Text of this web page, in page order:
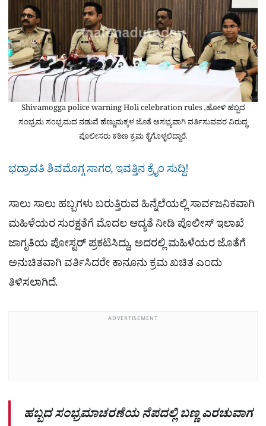
Shivamogga police warning Holi celebration rules ,ಹೋಳಿ ಹಬ್ಬದ
ಸಂಭ್ರಮ ಸಂಭ್ರಮದ ನಡುವೆ ಹೆಣ್ಣುಮಕ್ಕಳ ಜೊತೆ ಅಸಭ್ಯವಾಗಿ ವರ್ತಿಸುವವರ ವಿರುದ್ಧ
ಪೊಲೀಸರು ಕಠಿಣ ಕ್ರಮ ಕೈಗೊಳ್ಳಲಿದ್ದಾರೆ.
ಭದ್ರಾವತಿ ಶಿವಮೊಗ್ಗ ಸಾಗರ, ಇವತ್ತಿನ ಕ್ರೈಂ ಸುದ್ದಿ!
ಸಾಲು ಸಾಲು ಹಬ್ಬಗಳು ಬರುತ್ತಿರುವ ಹಿನ್ನೆಲೆಯಲ್ಲಿ ಸಾರ್ವಜನಿಕವಾಗಿ
ಮಹಿಳೆಯರ ಸುರಕ್ಷತೆಗೆ ಮೊದಲ ಆದ್ಯತೆ ನೀಡಿ ಪೊಲೀಸ್ ಇಲಾಖೆ
ಜಾಗೃತಿಯ ಪೋಸ್ಟರ್​ ಪ್ರಕಟಿಸಿದ್ದು, ಅದರಲ್ಲಿ ಮಹಿಳೆಯರ ಜೊತೆಗೆ
ಅನುಚಿತವಾಗಿ ವರ್ತಿಸಿದರೇ ಕಾನೂನು ಕ್ರಮ ಖಚಿತ ಎಂದು
ತಿಳಿಸಲಾಗಿದೆ.
ADVERTISEMENT
ಹಬ್ಬದ ಸಂಭ್ರಮಾಚರಣೆಯ ನೆಪದಲ್ಲಿ ಬಣ್ಣ ಎರಚುವಾಗ